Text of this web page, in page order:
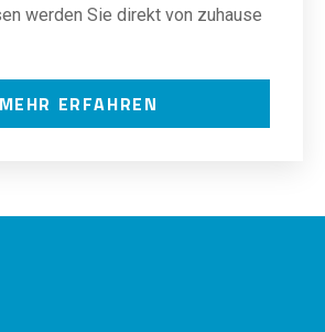
werden Sie direkt von zuhause
MEHR ERFAHREN